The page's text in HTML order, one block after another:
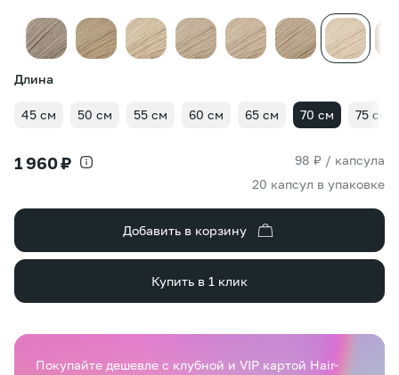
Длина
45 см 50 см 55 см 60 см 65 см 70 см 75 см
1 960 ₽
98 ₽ / капсула
20 капсул в упаковке
Добавить в корзину
Купить в 1 клик
Покупайте дешевле с клубной и VIP картой Hair-